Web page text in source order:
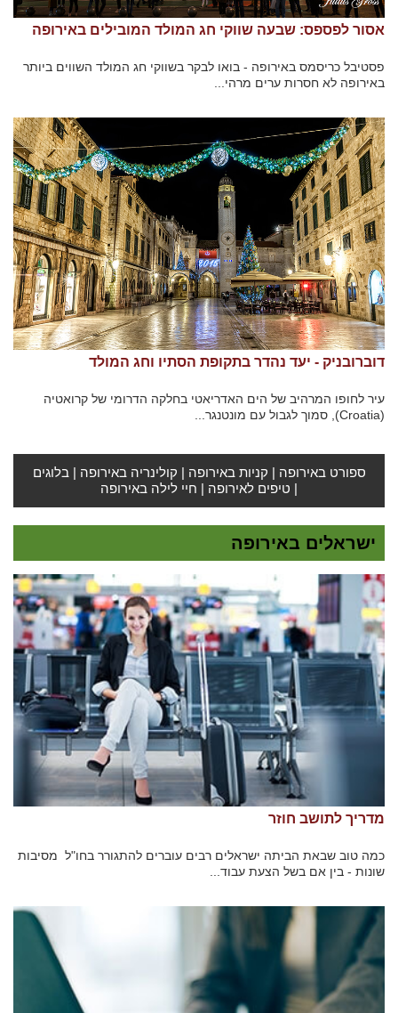
אסור לפספס: שבעה שווקי חג המולד המובילים באירופה
פסטיבל כריסמס באירופה - בואו לבקר בשווקי חג המולד השווים ביותר
באירופה לא חסרות ערים מרהי...
דוברובניק - יעד נהדר בתקופת הסתיו וחג המולד
עיר לחופו המרהיב של הים האדריאטי בחלקה הדרומי של קרואטיה
(Croatia), סמוך לגבול עם מונטנגר...
ספורט באירופה | קניות באירופה | קולינריה באירופה | בלוגים
| טיפים לאירופה | חיי לילה באירופה
ישראלים באירופה
מדריך לתושב חוזר
כמה טוב שבאת הביתה ישראלים רבים עוברים להתגורר בחו"ל מסיבות
שונות - בין אם בשל הצעת עבוד...